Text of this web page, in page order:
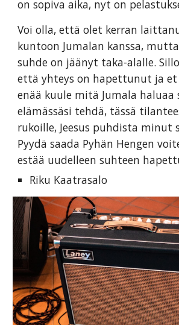
on sopiva aika, nyt on
Voi olla, että olet kerran
kuntoon Jumalan kanssa,
suhde on jäänyt taka-alalle.
että yhteys on hapettunut ja
enää kuule mitä Jumala haluaa
elämässäsi tehdä, tässä
rukoille, Jeesus puhdista minut
Pyydä saada Pyhän Hengen
estää uudelleen suhteen
Riku Kaatrasalo